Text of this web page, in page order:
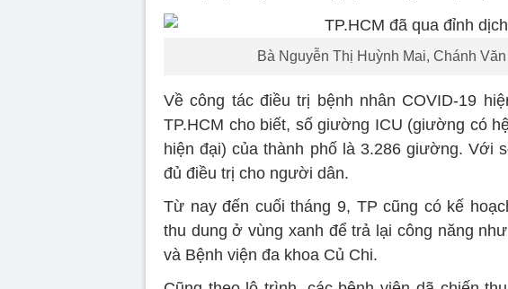
Bà Nguyễn Thị Huỳnh Mai, Chánh
Về công tác điều trị bệnh nhân COVID-19
TP.HCM cho biết, số giường ICU (giường có
hiện đại) của thành phố là 3.286 giường. Với
đủ điều trị cho người dân.
Từ nay đến cuối tháng 9, TP cũng có kế
thu dung ở vùng xanh để trả lại công năng
và Bệnh viện đa khoa Củ Chi.